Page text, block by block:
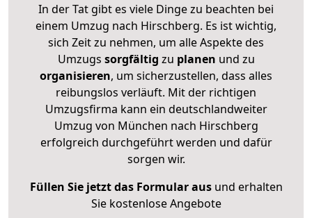
In der Tat gibt es viele Dinge zu beachten bei
einem Umzug nach Hirschberg. Es ist wichtig,
sich Zeit zu nehmen, um alle Aspekte des
Umzugs sorgfältig zu planen und zu
organisieren, um sicherzustellen, dass alles
reibungslos verläuft. Mit der richtigen
Umzugsfirma kann ein deutschlandweiter
Umzug von München nach Hirschberg
erfolgreich durchgeführt werden und dafür
sorgen wir.
Füllen Sie jetzt das Formular ausund erhalten
Sie kostenlose Angebote